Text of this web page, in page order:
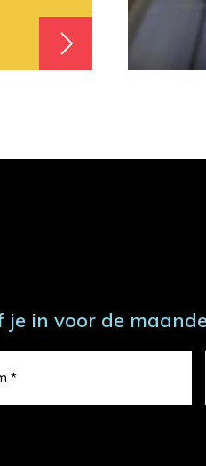
je in voor de